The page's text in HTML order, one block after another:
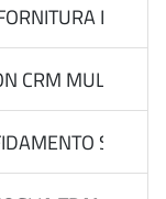
DI
CRM